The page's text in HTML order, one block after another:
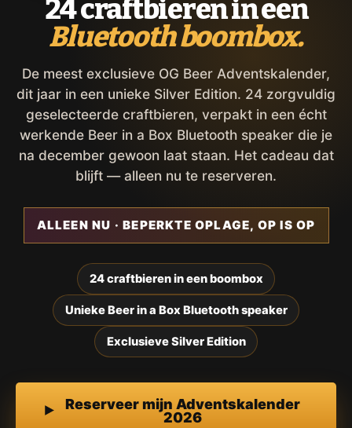
24 craftbieren in een
Bluetooth boombox.
De meest exclusieve OG Beer Adventskalender,
dit jaar in een unieke Silver Edition. 24 zorgvuldig
geselecteerde craftbieren, verpakt in een écht
werkende Beer in a Box Bluetooth speaker die je
na december gewoon laat staan. Het cadeau dat
blijft — alleen nu te reserveren.
ALLEEN NU · BEPERKTE OPLAGE, OP IS OP
24 craftbieren in een boombox
Unieke Beer in a Box Bluetooth speaker
Exclusieve Silver Edition
Reserveer mijn Adventskalender
2026